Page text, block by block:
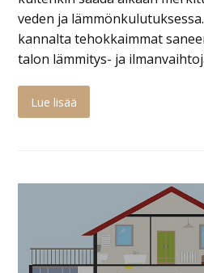
veden ja
kannalta tehokkaimmat
talon lämmitys- ja
Lue lisää